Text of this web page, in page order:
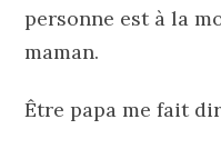
personne est à la
maman.
Être papa me fait